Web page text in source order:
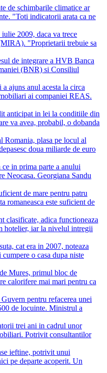
de schimbarile climatice ar
"Toti indicatorii arata ca ne
2009, daca va trece
"Proprietarii trebuie sa
de integrare a HVB Banca
(BNR) si Consiliul
ajuns anul acesta la circa
ai companiei REAS.
anticipat in lei la conditiile din
va avea, probabil, o dobanda
Romania, plasa pe locul al
doua miliarde de euro
in prima parte a anului
Neocasa. Georgiana Sandu
de mare pentru patru
romaneasca este suficient de
clasificate, adica functioneaza
hotelier, iar la nivelul intregii
cat era in 2007, noteaza
o casa dupa niste
Mures, primul bloc de
calorifere mai mari pentru ca
pentru refacerea unei
de locuinte. Ministrul a
trei ani in cadrul unor
Potrivit consultantilor
ieftine, potrivit unui
pe departe acoperit. Un